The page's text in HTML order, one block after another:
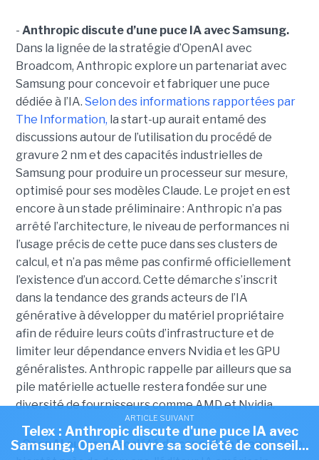
ARTICLE SUIVANT
Telex : Anthropic discute d'une puce IA avec
Samsung, OpenAI ouvre sa société de conseil...
- Anthropic discute d’une puce IA avec Samsung.
Dans la lignée de la stratégie d’OpenAI avec
Broadcom, Anthropic explore un partenariat avec
Samsung pour concevoir et fabriquer une puce
dédiée à l’IA. Selon des informations rapportées par
The Information, la start-up aurait entamé des
discussions autour de l’utilisation du procédé de
gravure 2 nm et des capacités industrielles de
Samsung pour produire un processeur sur mesure,
optimisé pour ses modèles Claude. Le projet en est
encore à un stade préliminaire : Anthropic n’a pas
arrêté l’architecture, le niveau de performances ni
l’usage précis de cette puce dans ses clusters de
calcul, et n’a pas même pas confirmé officiellement
l’existence d’un accord. Cette démarche s’inscrit
dans la tendance des grands acteurs de l’IA
générative à développer du matériel propriétaire
afin de réduire leurs coûts d’infrastructure et de
limiter leur dépendance envers Nvidia et les GPU
généralistes. Anthropic rappelle par ailleurs que sa
pile matérielle actuelle restera fondée sur une
diversité de fournisseurs comme AMD et Nvidia.
-OpenAI ouvre sa société de conseil en France. Il y a